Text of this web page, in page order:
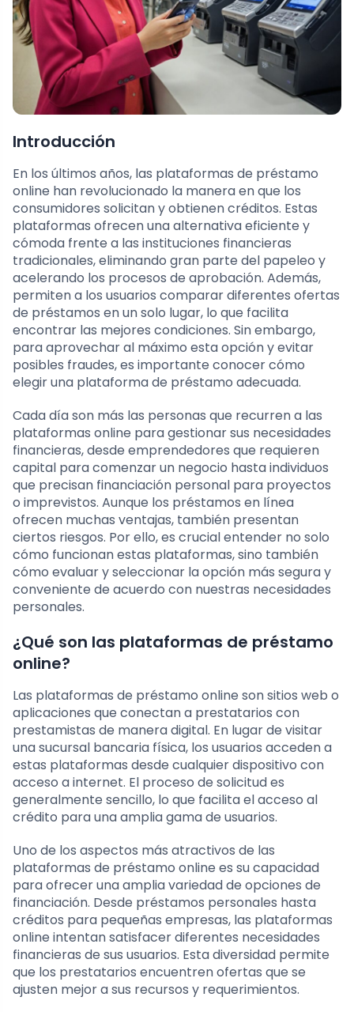
Introducción
En los últimos años, las plataformas de préstamo
online han revolucionado la manera en que los
consumidores solicitan y obtienen créditos. Estas
plataformas ofrecen una alternativa eficiente y
cómoda frente a las instituciones financieras
tradicionales, eliminando gran parte del papeleo y
acelerando los procesos de aprobación. Además,
permiten a los usuarios comparar diferentes ofertas
de préstamos en un solo lugar, lo que facilita
encontrar las mejores condiciones. Sin embargo,
para aprovechar al máximo esta opción y evitar
posibles fraudes, es importante conocer cómo
elegir una plataforma de préstamo adecuada.
Cada día son más las personas que recurren a las
plataformas online para gestionar sus necesidades
financieras, desde emprendedores que requieren
capital para comenzar un negocio hasta individuos
que precisan financiación personal para proyectos
o imprevistos. Aunque los préstamos en línea
ofrecen muchas ventajas, también presentan
ciertos riesgos. Por ello, es crucial entender no solo
cómo funcionan estas plataformas, sino también
cómo evaluar y seleccionar la opción más segura y
conveniente de acuerdo con nuestras necesidades
personales.
¿Qué son las plataformas de préstamo
online?
Las plataformas de préstamo online son sitios web o
aplicaciones que conectan a prestatarios con
prestamistas de manera digital. En lugar de visitar
una sucursal bancaria física, los usuarios acceden a
estas plataformas desde cualquier dispositivo con
acceso a internet. El proceso de solicitud es
generalmente sencillo, lo que facilita el acceso al
crédito para una amplia gama de usuarios.
Uno de los aspectos más atractivos de las
plataformas de préstamo online es su capacidad
para ofrecer una amplia variedad de opciones de
financiación. Desde préstamos personales hasta
créditos para pequeñas empresas, las plataformas
online intentan satisfacer diferentes necesidades
financieras de sus usuarios. Esta diversidad permite
que los prestatarios encuentren ofertas que se
ajusten mejor a sus recursos y requerimientos.